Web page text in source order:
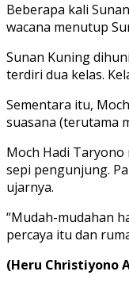
Beberapa kali
wacana menutup
Sunan Kuning
terdiri dua kelas.
Sementara itu,
suasana (terutama
Moch Hadi
sepi pengunjung.
ujarnya.
“Mudah-mudahan
percaya itu dan
(Heru Christiyono